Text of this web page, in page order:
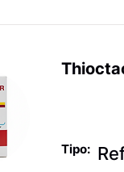
Tipo: